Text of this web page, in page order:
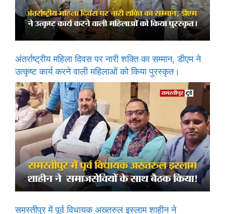
अंतर्राष्ट्रीय महिला दिवस पर नारी शक्ति का सम्मान, डीएम ने
उत्कृष्ट कार्य करने वाली महिलाओं को किया पुरस्कृत।
समस्तीपुर में पूर्व विधायक अख्तरुल इस्लाम शाहीन ने